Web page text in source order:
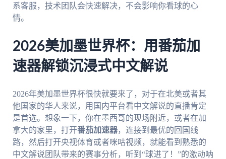
系客服，技术团队会快速解决，不会影响你看球的心
情。
2026美加墨世界杯：用番茄加
速器解锁沉浸式中文解说
2026年美加墨世界杯很快就要来了，对于在北美或者其
他国家的华人来说，用国内平台看中文解说的直播肯定
是首选。想象一下，你在墨西哥的现场附近，或者在加
拿大的家里，打开番茄加速器，连接到最优的回国线
路，然后打开央视体育或者咪咕视频，就能看到熟悉的
中文解说团队带来的赛事分析，听到“球进了！”的激动呐